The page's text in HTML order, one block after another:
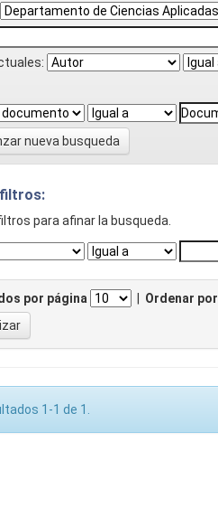
nueva busqueda
para afinar la busqueda.
por página Ordenar por
1-1 de 1.